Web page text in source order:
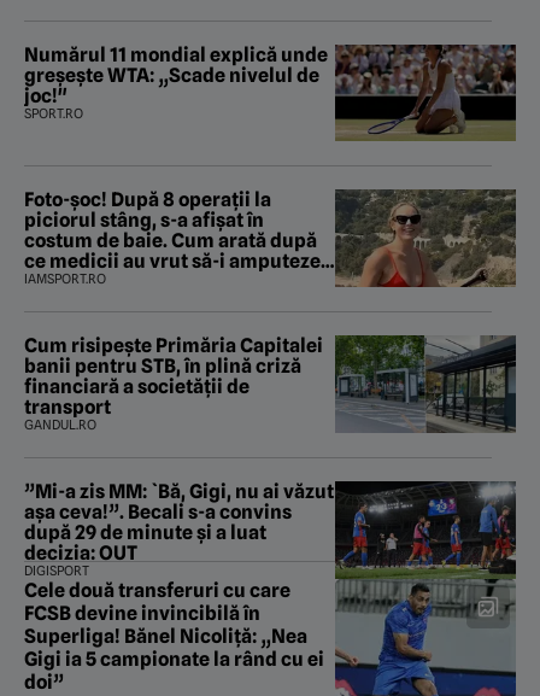
Numărul 11 mondial explică unde
greșește WTA: „Scade nivelul de
joc!"
SPORT.RO
Foto-șoc! După 8 operații la
piciorul stâng, s-a afișat în
costum de baie. Cum arată după
ce medicii au vrut să-i amputeze
piciorul
IAMSPORT.RO
Cum risipește Primăria Capitalei
banii pentru STB, în plină criză
financiară a societății de
transport
GANDUL.RO
”Mi-a zis MM: `Bă, Gigi, nu ai văzut
așa ceva!”. Becali s-a convins
după 29 de minute și a luat
decizia: OUT
DIGISPORT
Cele două transferuri cu care
FCSB devine invincibilă în
Superliga! Bănel Nicoliță: „Nea
Gigi ia 5 campionate la rând cu ei
doi”